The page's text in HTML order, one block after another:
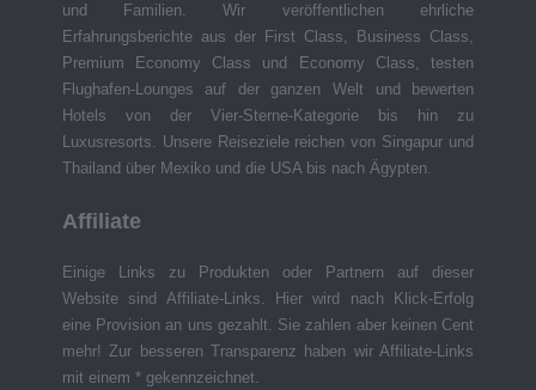
und Familien. Wir veröffentlichen ehrliche
Erfahrungsberichte aus der First Class, Business Class,
Premium Economy Class und Economy Class, testen
Flughafen-Lounges auf der ganzen Welt und bewerten
Hotels von der Vier-Sterne-Kategorie bis hin zu
Luxusresorts. Unsere Reiseziele reichen von Singapur und
Thailand über Mexiko und die USA bis nach Ägypten.
Affiliate
Einige Links zu Produkten oder Partnern auf dieser
Website sind Affiliate-Links. Hier wird nach Klick-Erfolg
eine Provision an uns gezahlt. Sie zahlen aber keinen Cent
mehr! Zur besseren Transparenz haben wir Affiliate-Links
mit einem * gekennzeichnet.